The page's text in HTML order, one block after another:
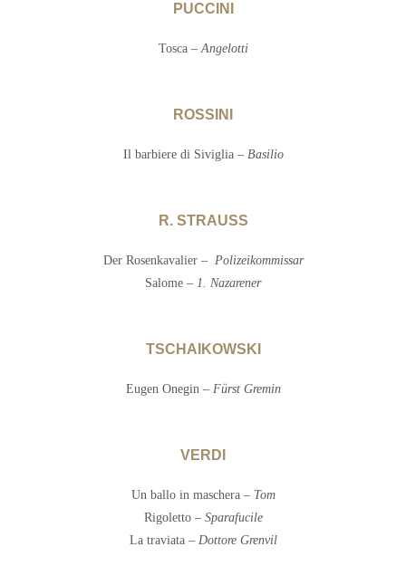
PUCCINI
Tosca –Angelotti
ROSSINI
Il barbiere di Siviglia – Basilio
R. STRAUSS
Der Rosenkavalier – Polizeikommissar
Salome – 1. Nazarener
TSCHAIKOWSKI
Eugen Onegin – Fürst Gremin
VERDI
Un ballo in maschera – Tom
Rigoletto – Sparafucile
La traviata – Dottore Grenvil